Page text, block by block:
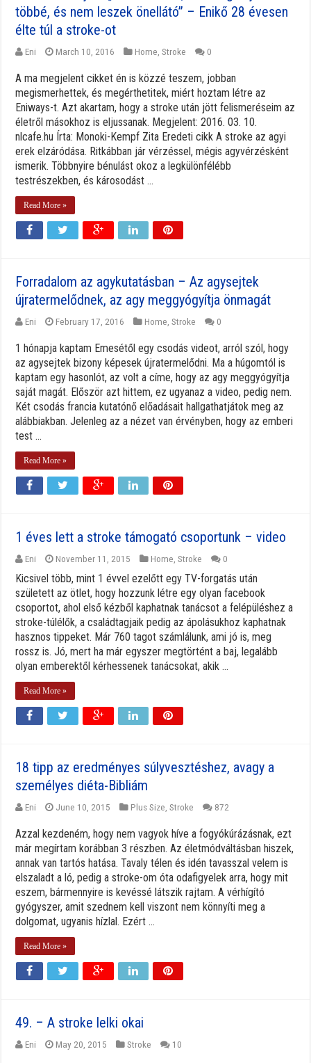
többé, és nem leszek önellátó” – Enikő 28 évesen
élte túl a stroke-ot
Eni March 10, 2016 Home ,Stroke 0
A ma megjelent cikket én is közzé teszem, jobban
megismerhettek, és megérthetitek, miért hoztam létre az
Eniways-t. Azt akartam, hogy a stroke után jött felismeréseim az
életről másokhoz is eljussanak. Megjelent: 2016. 03. 10.
nlcafe.hu Írta: Monoki-Kempf Zita Eredeti cikk A stroke az agyi
erek elzáródása. Ritkábban jár vérzéssel, mégis agyvérzésként
ismerik. Többnyire bénulást okoz a legkülönfélébb
testrészekben, és károsodást ...
Read More »
Forradalom az agykutatásban – Az agysejtek
újratermelődnek, az agy meggyógyítja önmagát
Eni February 17, 2016 Home ,Stroke 0
1 hónapja kaptam Emesétől egy csodás videot, arról szól, hogy
az agysejtek bizony képesek újratermelődni. Ma a húgomtól is
kaptam egy hasonlót, az volt a címe, hogy az agy meggyógyítja
saját magát. Először azt hittem, ez ugyanaz a video, pedig nem.
Két csodás francia kutatónő előadásait hallgathatjátok meg az
alábbiakban. Jelenleg az a nézet van érvényben, hogy az emberi
test ...
Read More »
1 éves lett a stroke támogató csoportunk – video
Eni November 11, 2015 Home ,Stroke 0
Kicsivel több, mint 1 évvel ezelőtt egy TV-forgatás után
született az ötlet, hogy hozzunk létre egy olyan facebook
csoportot, ahol első kézből kaphatnak tanácsot a felépüléshez a
stroke-túlélők, a családtagjaik pedig az ápolásukhoz kaphatnak
hasznos tippeket. Már 760 tagot számlálunk, ami jó is, meg
rossz is. Jó, mert ha már egyszer megtörtént a baj, legalább
olyan emberektől kérhessenek tanácsokat, akik ...
Read More »
18 tipp az eredményes súlyvesztéshez, avagy a
személyes diéta-Bibliám
Eni June 10, 2015 Plus Size ,Stroke 872
Azzal kezdeném, hogy nem vagyok híve a fogyókúrázásnak, ezt
már megírtam korábban 3 részben. Az életmódváltásban hiszek,
annak van tartós hatása. Tavaly télen és idén tavasszal velem is
elszaladt a ló, pedig a stroke-om óta odafigyelek arra, hogy mit
eszem, bármennyire is kevéssé látszik rajtam. A vérhígító
gyógyszer, amit szednem kell viszont nem könnyíti meg a
dolgomat, ugyanis hízlal. Ezért ...
Read More »
49. – A stroke lelki okai
Eni May 20, 2015 Stroke 10